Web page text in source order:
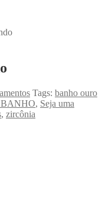
Tags: banho ouro
, Seja uma
, zircônia